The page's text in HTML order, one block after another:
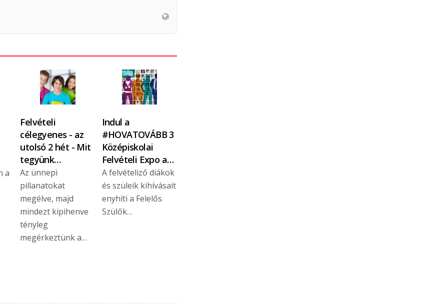
a
Felvételi
célegyenes - az
utolsó 2 hét - Mit
tegyünk…
Az ünnepi
pillanatokat
megélve, majd
mindezt kipihenve
tényleg
megérkeztünk a…
Indul a
#HOVATOVÁBB 3
Középiskolai
Felvételi Expo a…
A felvételiző diákok
és szüleik kihívásait
enyhíti a Felelős
Szülők…